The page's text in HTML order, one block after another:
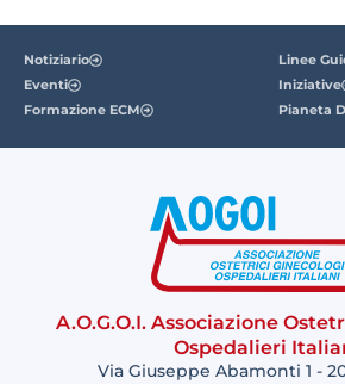
Notiziario
Eventi
Formazione ECM
Linee
Iniziative
Pianeta
A.O.G.O.I. Associazione
Ospedalieri
Via Giuseppe Abamonti 1 -